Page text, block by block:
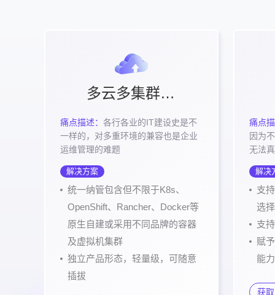
多云多集群统一纳管
痛点描述： 各行各业的IT建设史是不
一样的，对多重环境的兼容也是企业
运维管理的难题
解决方案
统一纳管包含但不限于K8s、
OpenShift、Rancher、Docker等
原生自建或采用不同品牌的容器
及虚拟机集群
独立产品形态，轻量级，可随意
插拔
痛点
因为
无法
解决
支
选
支
赋
能力
获